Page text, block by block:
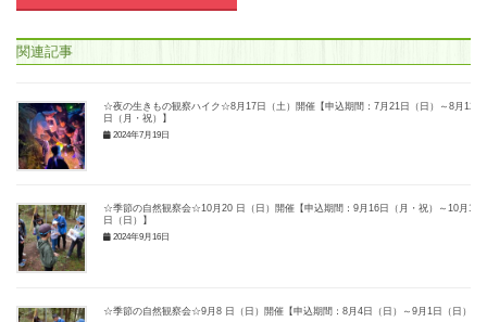
関連記事
☆夜の生きもの観察ハイク☆8月17日（土）開催【申込期間：7月21日（日）～8月12
日（月・祝）】
2024年7月19日
☆季節の自然観察会☆10月20 日（日）開催【申込期間：9月16日（月・祝）～10月14
日（日）】
2024年9月16日
☆季節の自然観察会☆9月8 日（日）開催【申込期間：8月4日（日）～9月1日（日）】